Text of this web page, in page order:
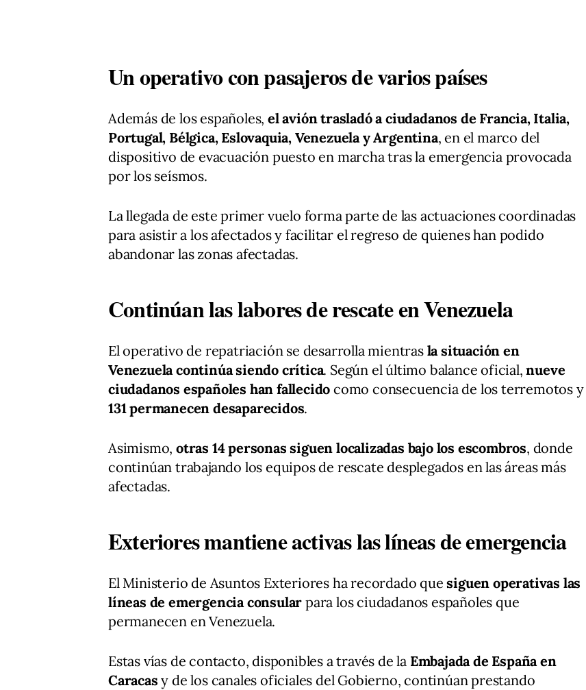
Un operativo con pasajeros de varios países
Además de los españoles, el avión trasladó a ciudadanos de Francia, Italia,
Portugal, Bélgica, Eslovaquia, Venezuela y Argentina, en el marco del
dispositivo de evacuación puesto en marcha tras la emergencia provocada
por los seísmos.
La llegada de este primer vuelo forma parte de las actuaciones coordinadas
para asistir a los afectados y facilitar el regreso de quienes han podido
abandonar las zonas afectadas.
Continúan las labores de rescate en Venezuela
El operativo de repatriación se desarrolla mientras la situación en
Venezuela continúa siendo crítica. Según el último balance oficial,nueve
ciudadanos españoles han fallecido como consecuencia de los terremotos y
131 permanecen desaparecidos.
Asimismo, otras 14 personas siguen localizadas bajo los escombros, donde
continúan trabajando los equipos de rescate desplegados en las áreas más
afectadas.
Exteriores mantiene activas las líneas de emergencia
El Ministerio de Asuntos Exteriores ha recordado quesiguen operativas las
líneas de emergencia consular para los ciudadanos españoles que
permanecen en Venezuela.
Estas vías de contacto, disponibles a través de la Embajada de España en
Caracas y de los canales oficiales del Gobierno, continúan prestando